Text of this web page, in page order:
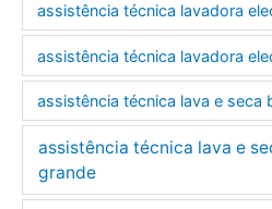
assistência técnica lavadora
assistência técnica lavadora
assistência técnica lava e seca
assistência técnica lava e
grande